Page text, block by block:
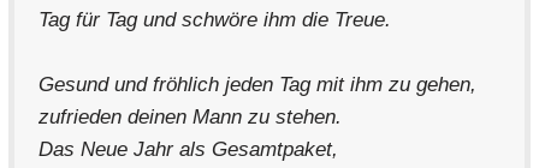
Tag für Tag und schwöre ihm die Treue.
Gesund und fröhlich jeden Tag mit ihm zu gehen,
zufrieden deinen Mann zu stehen.
Das Neue Jahr als Gesamtpaket,